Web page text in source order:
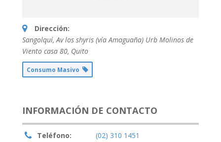
Dirección:
Sangolquí, Av los shyris (vía Amaguaña) Urb Molinos de
Viento casa 80, Quito
Consumo Masivo
INFORMACIÓN DE CONTACTO
Teléfono: (02) 310 1451